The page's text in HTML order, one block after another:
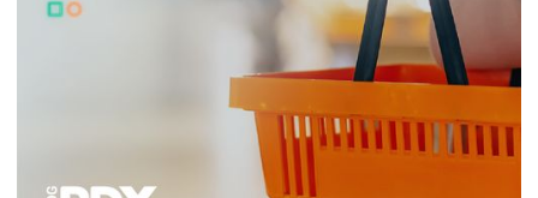
Tecnologia
Personalização e Experiência do Cliente
no Varejo: Conquistando os
Consumidores Modernos